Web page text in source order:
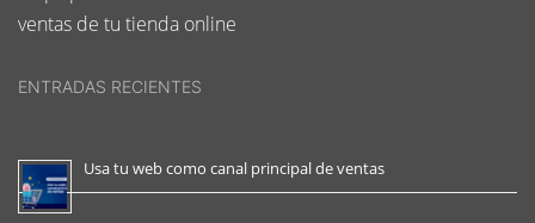
ventas de tu tienda online
ENTRADAS RECIENTES
Usa tu web como canal principal de ventas